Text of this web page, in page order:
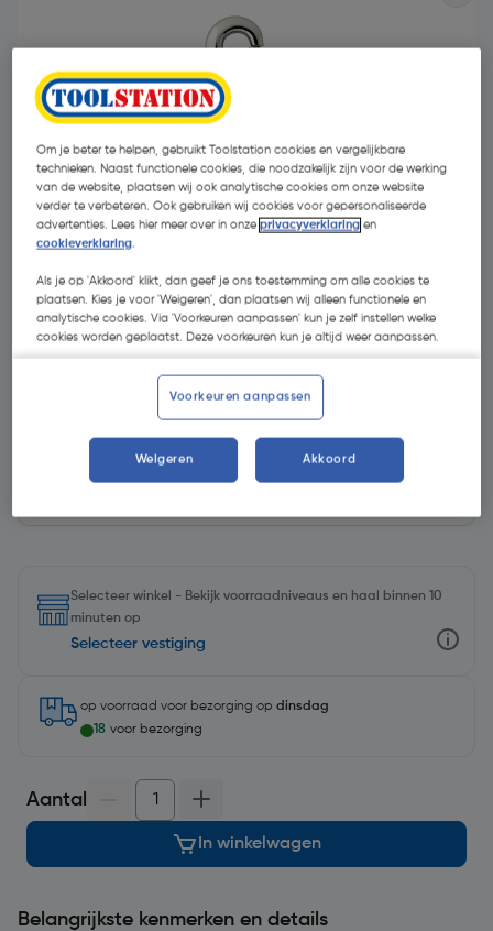
- 47 %
€ 1,56
| Excl. btw € 0,68
Kies productvariant(3)
Selecteer winkel - Bekijk voorraadniveaus en haal binnen 10
minuten op
Selecteer vestiging
op voorraad voor bezorging op dinsdag
18 voor bezorging
Aantal
In winkelwagen
Belangrijkste kenmerken en details
Om je beter te helpen, gebruikt Toolstation cookies en vergelijkbare
technieken. Naast functionele cookies, die noodzakelijk zijn voor de werking
van de website, plaatsen wij ook analytische cookies om onze website
verder te verbeteren. Ook gebruiken wij cookies voor gepersonaliseerde
advertenties. Lees hier meer over in onzeprivacyverklaring en
cookieverklaring.
Als je op 'Akkoord' klikt, dan geef je ons toestemming om alle cookies te
plaatsen. Kies je voor 'Weigeren', dan plaatsen wij alleen functionele en
analytische cookies. Via 'Voorkeuren aanpassen' kun je zelf instellen welke
cookies worden geplaatst. Deze voorkeuren kun je altijd weer aanpassen.
Voorkeuren aanpassen
Weigeren Akkoord